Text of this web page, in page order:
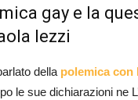
gay e la
Iezzi
della polemica con
le sue dichiarazioni ne